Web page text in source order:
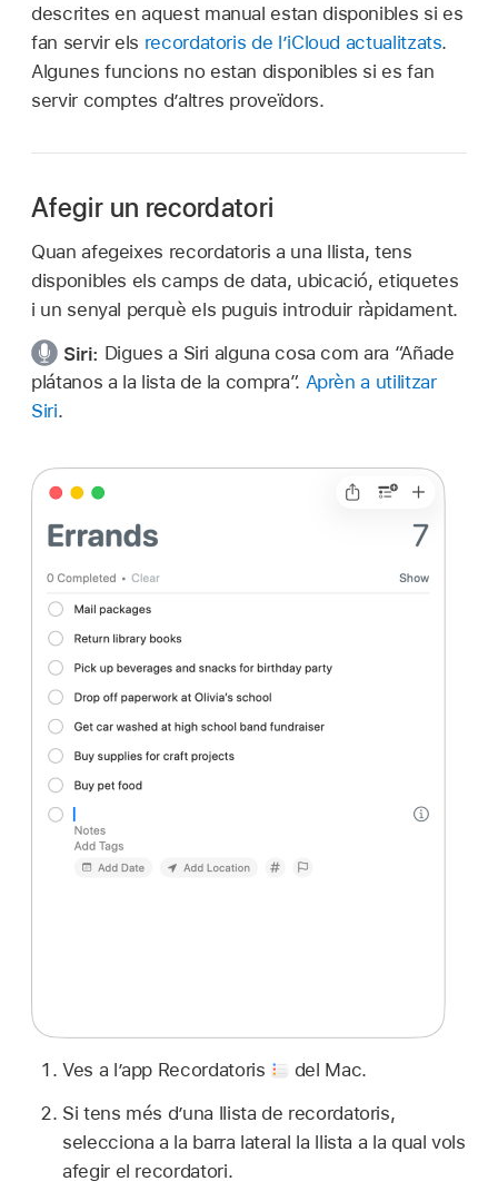
descrites en aquest manual estan disponibles si es
fan servir els recordatoris de l’iCloud actualitzats.
Algunes funcions no estan disponibles si es fan
servir comptes d’altres proveïdors.
Afegir un recordatori
Quan afegeixes recordatoris a una llista, tens
disponibles els camps de data, ubicació, etiquetes
i un senyal perquè els puguis introduir ràpidament.
Siri: Digues a Siri alguna cosa com ara “Añade
plátanos a la lista de la compra”. Aprèn a utilitzar
Siri.
Ves a l’app Recordatoris
del Mac.
Si tens més d’una llista de recordatoris,
selecciona a la barra lateral la llista a la qual vols
afegir el recordatori.